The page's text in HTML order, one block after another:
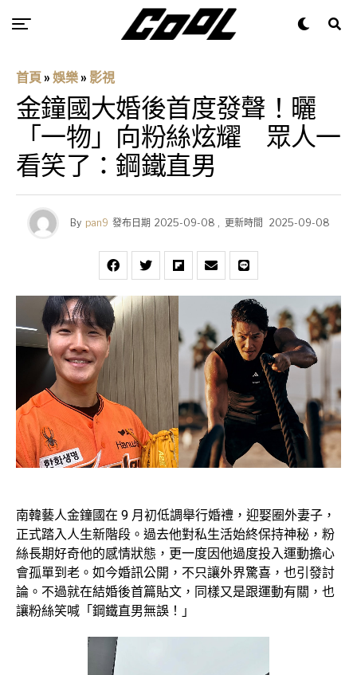
首頁 » 娛樂 » 影視
金鐘國大婚後首度發聲！曬
「一物」向粉絲炫耀 眾人一
看笑了：鋼鐵直男
By pan9 發布日期 2025-09-08 , 更新時間 2025-09-08
南韓藝人金鐘國在 9 月初低調舉行婚禮，迎娶圈外妻子，
正式踏入人生新階段。過去他對私生活始終保持神秘，粉
絲長期好奇他的感情狀態，更一度因他過度投入運動擔心
會孤單到老。如今婚訊公開，不只讓外界驚喜，也引發討
論。不過就在結婚後首篇貼文，同樣又是跟運動有關，也
讓粉絲笑喊「鋼鐵直男無誤！」